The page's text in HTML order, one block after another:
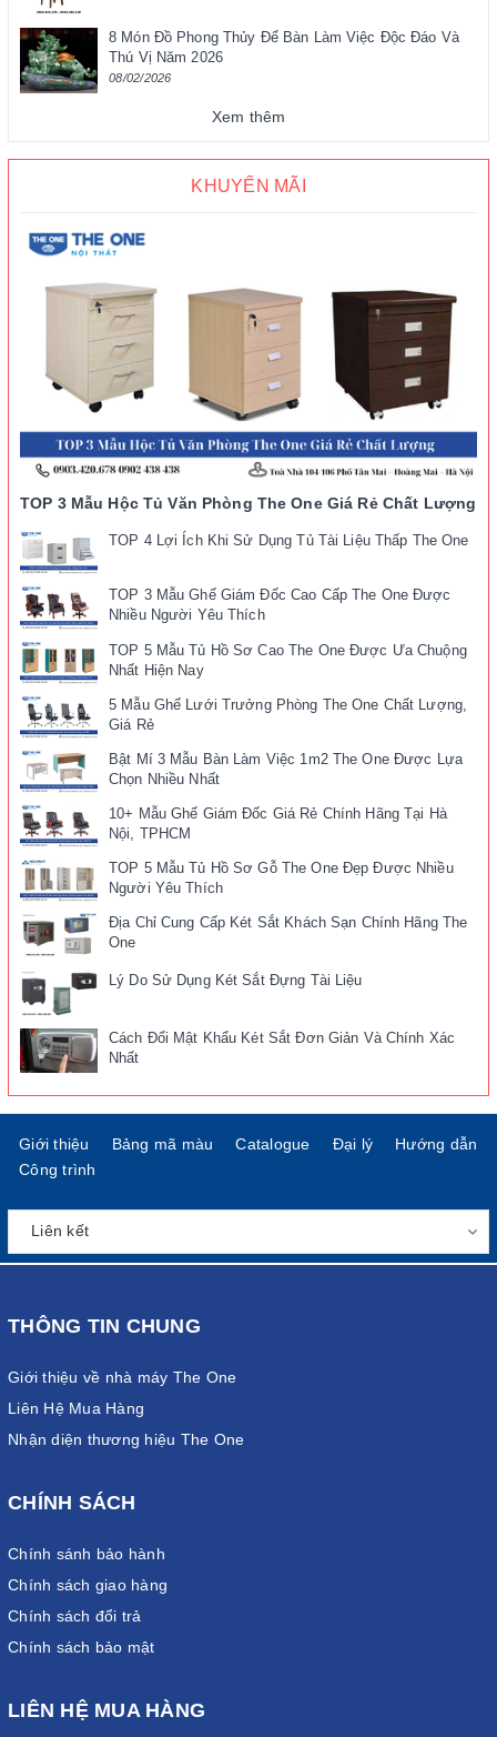
8 Món Đồ Phong Thủy Để Bàn Làm Việc Độc Đáo Và
Thú Vị Năm 2026
08/02/2026
Xem thêm
KHUYẾN MÃI
TOP 3 Mẫu Hộc Tủ Văn Phòng The One Giá Rẻ Chất Lượng
TOP 4 Lợi Ích Khi Sử Dụng Tủ Tài Liệu Thấp The One
TOP 3 Mẫu Ghế Giám Đốc Cao Cấp The One Được
Nhiều Người Yêu Thích
TOP 5 Mẫu Tủ Hồ Sơ Cao The One Được Ưa Chuộng
Nhất Hiện Nay
5 Mẫu Ghế Lưới Trưởng Phòng The One Chất Lượng,
Giá Rẻ
Bật Mí 3 Mẫu Bàn Làm Việc 1m2 The One Được Lựa
Chọn Nhiều Nhất
10+ Mẫu Ghế Giám Đốc Giá Rẻ Chính Hãng Tại Hà
Nội, TPHCM
TOP 5 Mẫu Tủ Hồ Sơ Gỗ The One Đẹp Được Nhiều
Người Yêu Thích
Địa Chỉ Cung Cấp Két Sắt Khách Sạn Chính Hãng The
One
Lý Do Sử Dụng Két Sắt Đựng Tài Liệu
Cách Đổi Mật Khẩu Két Sắt Đơn Giản Và Chính Xác
Nhất
Giới thiệu Bảng mã màu Catalogue Đại lý
Hướng dẫn
Công trình
THÔNG TIN CHUNG
Giới thiệu về nhà máy The One
Liên Hệ Mua Hàng
Nhận diện thương hiệu The One
CHÍNH SÁCH
Chính sánh bảo hành
Chính sách giao hàng
Chính sách đổi trả
Chính sách bảo mật
LIÊN HỆ MUA HÀNG